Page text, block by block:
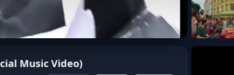
Music Video)